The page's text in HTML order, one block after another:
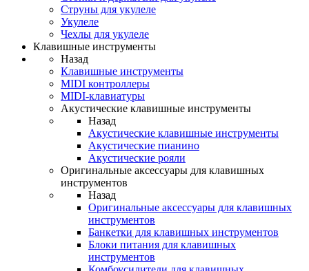
Струны для укулеле
Укулеле
Чехлы для укулеле
Клавишные инструменты
Назад
Клавишные инструменты
MIDI контроллеры
MIDI-клавиатуры
Акустические клавишные инструменты
Назад
Акустические клавишные инструменты
Акустические пианино
Акустические рояли
Оригинальные аксессуары для клавишных
инструментов
Назад
Оригинальные аксессуары для клавишных
инструментов
Банкетки для клавишных инструментов
Блоки питания для клавишных
инструментов